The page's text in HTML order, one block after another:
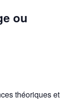
ou
théoriques et